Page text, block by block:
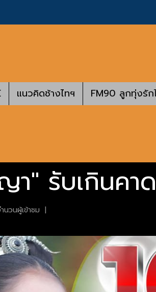
แนวคิดช้างไทฯ FM90 ลูกทุ่งรัก
า" รับเกินค
นวนผู้เข้าชม |